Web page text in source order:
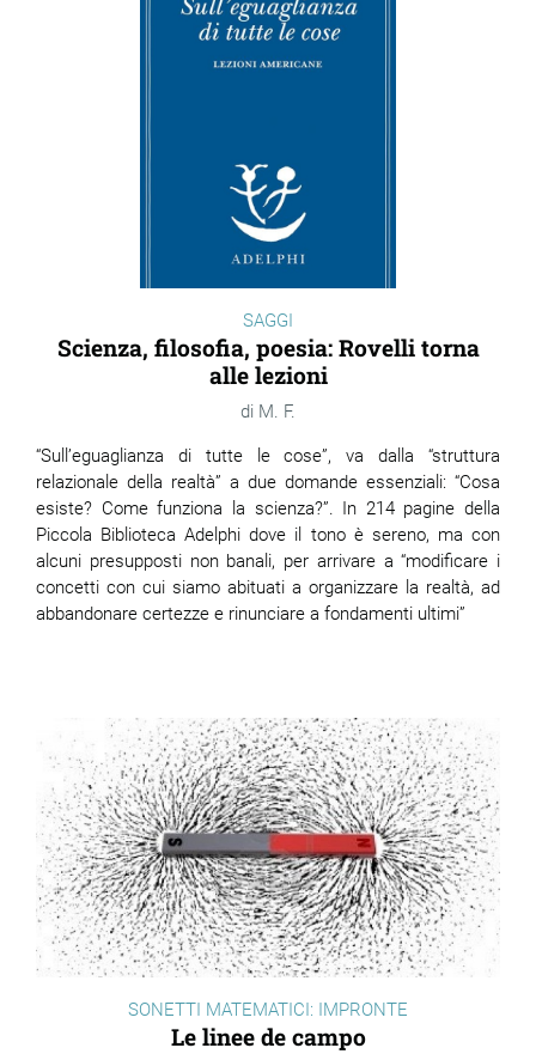
SAGGI
Scienza, filosofia, poesia: Rovelli torna
alle lezioni
M. F.
“Sull’eguaglianza di tutte le cose”, va dalla “struttura
relazionale della realtà” a due domande essenziali: “Cosa
esiste? Come funziona la scienza?”. In 214 pagine della
Piccola Biblioteca Adelphi dove il tono è sereno, ma con
alcuni presupposti non banali, per arrivare a “modificare i
concetti con cui siamo abituati a organizzare la realtà, ad
abbandonare certezze e rinunciare a fondamenti ultimi”
SONETTI MATEMATICI: IMPRONTE
Le linee de campo